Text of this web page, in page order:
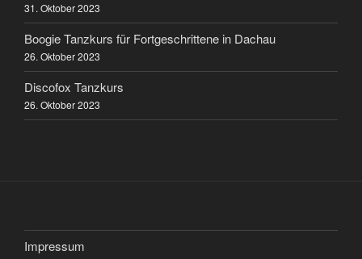
31. Oktober 2023
Boogie Tanzkurs für Fortgeschrittene in Dachau
26. Oktober 2023
Discofox Tanzkurs
26. Oktober 2023
Impressum